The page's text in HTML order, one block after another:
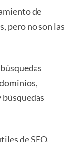
de
pero no son las
búsquedas
de SEO.